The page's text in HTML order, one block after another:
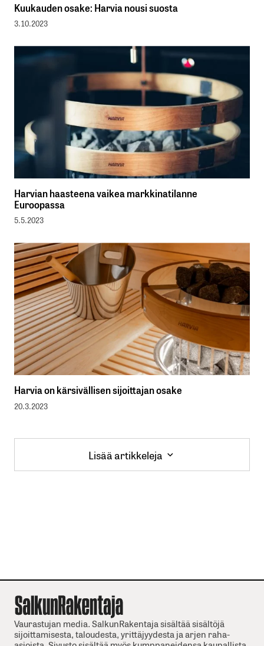
Kuukauden osake: Harvia nousi suosta
3.10.2023
Harvian haasteena vaikea markkinatilanne
Euroopassa
5.5.2023
Harvia on kärsivällisen sijoittajan osake
20.3.2023
Lisää artikkeleja
Lisää artikkeleja
Vaurastujan media. SalkunRakentaja sisältää sisältöjä
sijoittamisesta, taloudesta, yrittäjyydesta ja arjen raha-